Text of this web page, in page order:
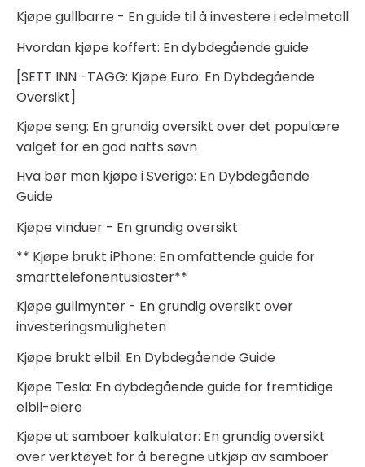
Kjøpe gullbarre - En guide til å investere i edelmetall
Hvordan kjøpe koffert: En dybdegående guide
[SETT INN -TAGG: Kjøpe Euro: En Dybdegående
Oversikt]
Kjøpe seng: En grundig oversikt over det populære
valget for en god natts søvn
Hva bør man kjøpe i Sverige: En Dybdegående
Guide
Kjøpe vinduer - En grundig oversikt
** Kjøpe brukt iPhone: En omfattende guide for
smarttelefonentusiaster**
Kjøpe gullmynter - En grundig oversikt over
investeringsmuligheten
Kjøpe brukt elbil: En Dybdegående Guide
Kjøpe Tesla: En dybdegående guide for fremtidige
elbil-eiere
Kjøpe ut samboer kalkulator: En grundig oversikt
over verktøyet for å beregne utkjøp av samboer